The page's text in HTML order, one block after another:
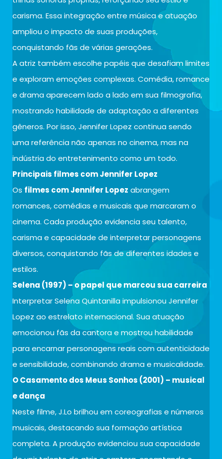
carisma. Essa integração entre música e atuação
ampliou o impacto de suas produções,
conquistando fãs de várias gerações.
A atriz também escolhe papéis que desafiam limites
e exploram emoções complexas. Comédia, romance
e drama aparecem lado a lado em sua filmografia,
mostrando habilidade de adaptação a diferentes
gêneros. Por isso, Jennifer Lopez continua sendo
uma referência não apenas no cinema, mas na
indústria do entretenimento como um todo.
Principais filmes com Jennifer Lopez
Os filmes com Jennifer Lopez abrangem
romances, comédias e musicais que marcaram o
cinema. Cada produção evidencia seu talento,
carisma e capacidade de interpretar personagens
diversos, conquistando fãs de diferentes idades e
estilos.
Selena (1997) – o papel que marcou sua carreira
Interpretar Selena Quintanilla impulsionou Jennifer
Lopez ao estrelato internacional. Sua atuação
emocionou fãs da cantora e mostrou habilidade
para encarnar personagens reais com autenticidade
e sensibilidade, combinando drama e musicalidade.
O Casamento dos Meus Sonhos (2001) – musical
e dança
Neste filme, J.Lo brilhou em coreografias e números
musicais, destacando sua formação artística
completa. A produção evidenciou sua capacidade